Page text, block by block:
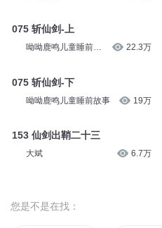
075 斩仙剑-上
呦呦鹿鸣儿童睡前故
22.3万
075 斩仙剑-下
呦呦鹿鸣儿童睡前故事 19万
153 仙剑出鞘二十三
大斌 6.7万
您是不是在找：